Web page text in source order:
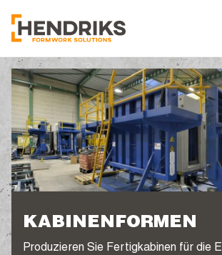
KABINENFORMEN
Produzieren Sie Fertigkabinen für die